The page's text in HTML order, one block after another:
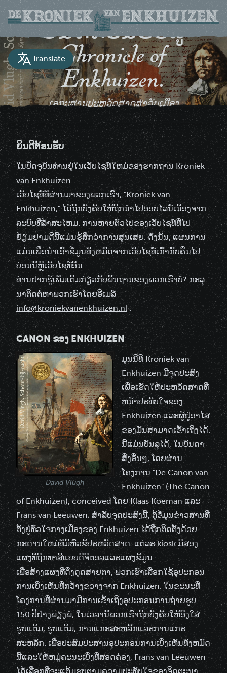
Translate
ຍິນດີຕ້ອນຮັບສູ່
Chronicle of
Enkhuizen.
ເອກະສານປະຫວັດສາດສໍາລັບເມືອງ
Enkhuizen
ຍິນດີຕ້ອນຮັບ
ໃນປັດຈຸບັນທ່ານຢູ່ໃນເວັບໄຊທ໌ໃຫມ່ຂອງຮາກຖານ Kroniek
van Enkhuizen.
ເວັບໄຊທ໌ທີ່ຜ່ານມາຂອງພວກເຮົາ, "Kroniek van
Enkhuizen," ໄດ້ຖືກບັງຄັບໃຫ້ຖືກນໍາໄປອອບໄລນ໌ເນື່ອງຈາກ
ລະບົບທີ່ລ້າສະໄຫມ. ການຫາຍຕົວໄປຂອງເວັບໄຊທ໌ທີ່ໄປ
ຢ້ຽມຢາມດີນີ້ແມ່ນຮູ້ສຶກວ່າການສູນເສຍ. ດັ່ງນັ້ນ, ແຜນການ
ແມ່ນເພື່ອນໍາເອົາຂໍ້ມູນທັງຫມົດຈາກເວັບໄຊທ໌ເກົ່າກັບຄືນໄປ
ບ່ອນນີ້ຫຼືເວັບໄຊທ໌ອື່ນ.
ທ່ານຢາກຮູ້ເພີ່ມເຕີມກ່ຽວກັບພື້ນຖານຂອງພວກເຮົາບໍ? ກະ​ລຸ​
ນາ​ຕິດ​ຕໍ່​ຫາ​ພວກ​ເຮົາ​ໂດຍ​ອີ​ເມລ​໌
info@kroniekvanenkhuizen.nl.
CANON ຂອງ ENKHUIZEN
David Vlugh
ມູນນິທິ Kroniek van
Enkhuizen ມີຈຸດປະສົງ
ເພື່ອເຮັດໃຫ້ປະຫວັດສາດທີ່
ຫນ້າປະທັບໃຈຂອງ
Enkhuizen ແລະຜູ້ຢູ່ອາໄສ
ຂອງມັນສາມາດເຂົ້າເຖິງໄດ້.
ນີ້ແມ່ນບັນລຸໄດ້, ໃນບັນດາ
ສິ່ງອື່ນໆ, ໂດຍຜ່ານ
ໂຄງການ "De Canon van
Enkhuizen" (The Canon
of Enkhuizen), conceived ໂດຍ Klaas Koeman ແລະ
Frans van Leeuwen. ສໍາລັບຈຸດປະສົງນີ້, ຕູ້ຂໍ້ມູນຂ່າວສານທີ່
ຕັ້ງຢູ່ທົ່ວໃຈກາງເມືອງຂອງ Enkhuizen ໄດ້ຖືກຕິດຕັ້ງດ້ວຍ
ກະດານໃຫມ່ທີ່ມີຫົວຂໍ້ປະຫວັດສາດ. ແຕ່ລະ kiosk ມີສອງ
ແຜງທີ່ຖືກທາສີແບບດິຈິຕອລແລະແຜງຂໍ້ມູນ.
ເພື່ອສ້າງແຜງທີ່ດຶງດູດສາຍຕາ, ພວກເຮົາເລືອກໃຊ້ອຸປະກອນ
ການເບິ່ງເຫັນທີ່ກວ້າງຂວາງຈາກ Enkhuizen. ໃນຂະນະທີ່
ໂຄງການທີ່ຜ່ານມາມີການເຂົ້າເຖິງອຸປະກອນການຖ່າຍຮູບ
150 ປີຢ່າງພຽງພໍ, ໃນເວລານີ້ພວກເຮົາຖືກບັງຄັບໃຫ້ອີງໃສ່
ຮູບແຕ້ມ, ຮູບແຕ້ມ, ການແກະສະຫລັກແລະການແກະ
ສະຫລັກ. ເພື່ອປະສົມປະສານອຸປະກອນການເບິ່ງເຫັນທັງຫມົດ
ນີ້ແລະໃຫ້ຫມູ່ຄະນະເບິ່ງທີ່ສອດຄ່ອງ, Frans van Leeuwen